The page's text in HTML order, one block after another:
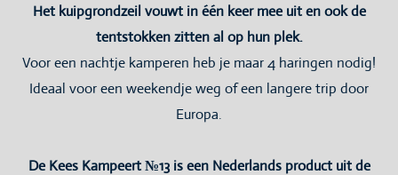
Het kuipgrondzeil vouwt in één keer mee uit en ook de
tentstokken zitten al op hun plek.
Voor een nachtje kamperen heb je maar 4 haringen nodig!
Ideaal voor een weekendje weg of een langere trip door
Europa.
De Kees Kampeert №13 is een Nederlands product uit de